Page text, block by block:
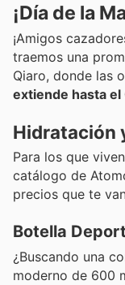
¡Día de la
¡Amigos
traemos una
Qiaro, donde las
extiende hasta
Hidratación
Para los que
catálogo de
precios que te
Botella
¿Buscando una
moderno de 600